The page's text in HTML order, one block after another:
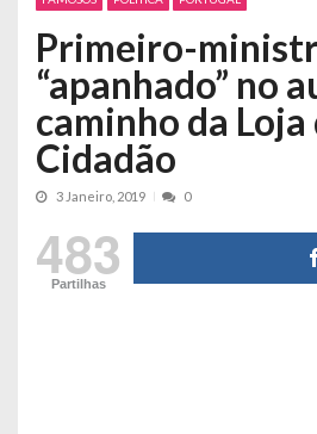
Primeiro-
“apanhado” no
caminho da Loja
Cidadão
3 Janeiro, 2019 0
483
Partilhas